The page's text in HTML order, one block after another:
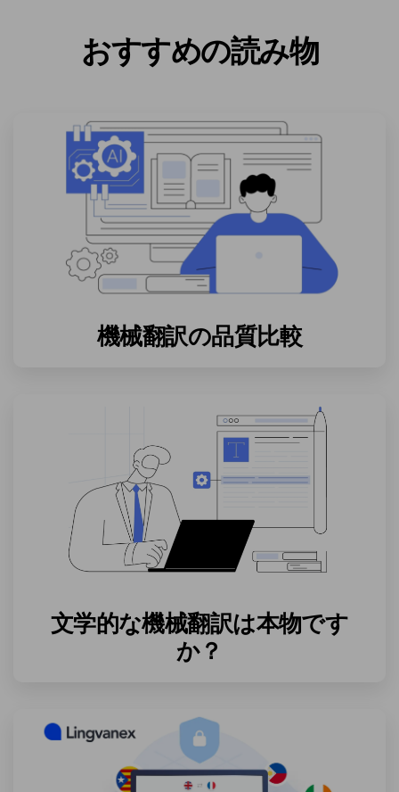
おすすめの読み物
機械翻訳の品質比較
文学的な機械翻訳は本物です
か？